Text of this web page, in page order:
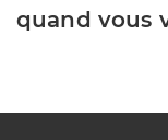
quand vous